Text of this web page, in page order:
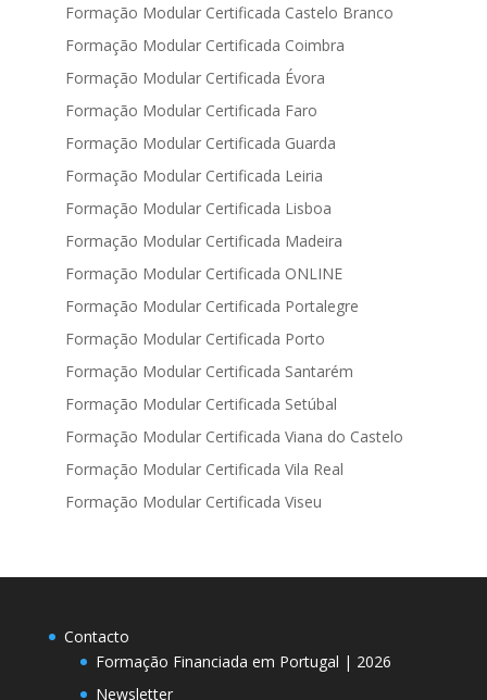
Formação Modular Certificada Castelo Branco
Formação Modular Certificada Coimbra
Formação Modular Certificada Évora
Formação Modular Certificada Faro
Formação Modular Certificada Guarda
Formação Modular Certificada Leiria
Formação Modular Certificada Lisboa
Formação Modular Certificada Madeira
Formação Modular Certificada ONLINE
Formação Modular Certificada Portalegre
Formação Modular Certificada Porto
Formação Modular Certificada Santarém
Formação Modular Certificada Setúbal
Formação Modular Certificada Viana do Castelo
Formação Modular Certificada Vila Real
Formação Modular Certificada Viseu
Contacto
Formação Financiada em Portugal | 2026
Newsletter